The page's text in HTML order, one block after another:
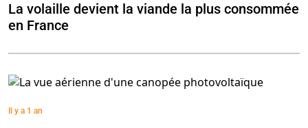
La volaille devient la viande la plus consommée
en France
Il y a 1 an